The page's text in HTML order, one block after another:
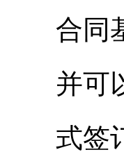
合同
并可
式签